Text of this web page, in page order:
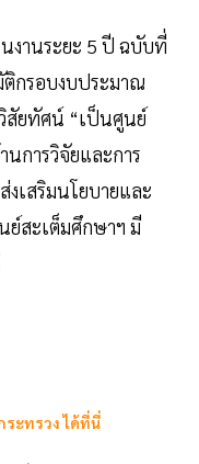
งานระยะ 5 ปี ฉบับที่
กรอบงบประมาณ
สัยทัศน์ “เป็นศูนย์
การวิจัยและการ
เสริมนโยบายและ
ย์สะเต็มศึกษาฯ มี
ระทรวง ได้ที่นี่